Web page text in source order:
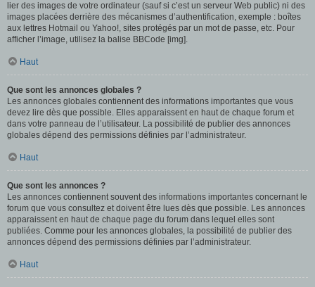
lier des images de votre ordinateur (sauf si c’est un serveur Web public) ni des
images placées derrière des mécanismes d’authentification, exemple : boîtes
aux lettres Hotmail ou Yahoo!, sites protégés par un mot de passe, etc. Pour
afficher l’image, utilisez la balise BBCode [img].
Haut
Que sont les annonces globales ?
Les annonces globales contiennent des informations importantes que vous
devez lire dès que possible. Elles apparaissent en haut de chaque forum et
dans votre panneau de l’utilisateur. La possibilité de publier des annonces
globales dépend des permissions définies par l’administrateur.
Haut
Que sont les annonces ?
Les annonces contiennent souvent des informations importantes concernant le
forum que vous consultez et doivent être lues dès que possible. Les annonces
apparaissent en haut de chaque page du forum dans lequel elles sont
publiées. Comme pour les annonces globales, la possibilité de publier des
annonces dépend des permissions définies par l’administrateur.
Haut